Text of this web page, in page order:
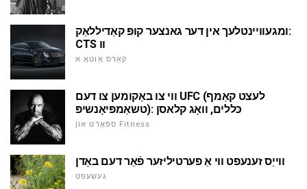
ומגעוויינטלעך אין דער גאנצער קופּ קאַדיללאַק:
CTS וו
קאַרס אַוטאָ א
ווי צו באַקומען צו דעם UFC (לעצט קאַמף
טשאַמפּיאָנשיפּ): כּללים, וואָג קלאסן
ספּאָרט און Fitness
ווייַס זענעפט ווי אַ פערטיליזער פֿאַר דעם באָדן
געשעפט